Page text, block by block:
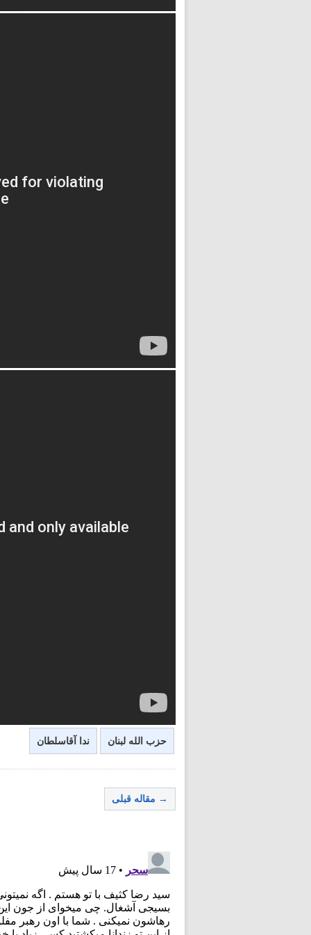
حزب الله لبنان ندا آقاسلطان
→ مقاله قبلی